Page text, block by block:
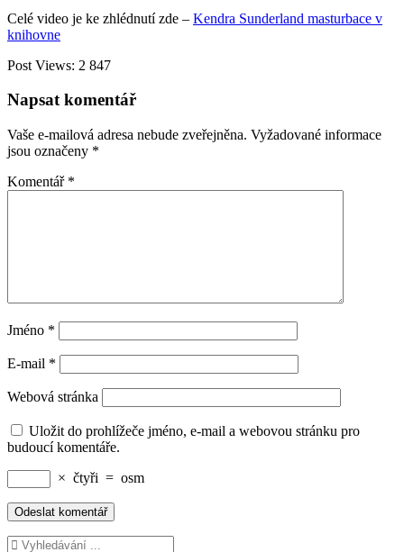
Celé video je ke zhlédnutí zde – Kendra Sunderland masturbace v
knihovne
Post Views: 2 847
Napsat komentář
Vaše e-mailová adresa nebude zveřejněna. Vyžadované informace
jsou označeny *
Komentář *
Jméno *
E-mail *
Webová stránka
Uložit do prohlížeče jméno, e-mail a webovou stránku pro
budoucí komentáře.
× čtyři = osm